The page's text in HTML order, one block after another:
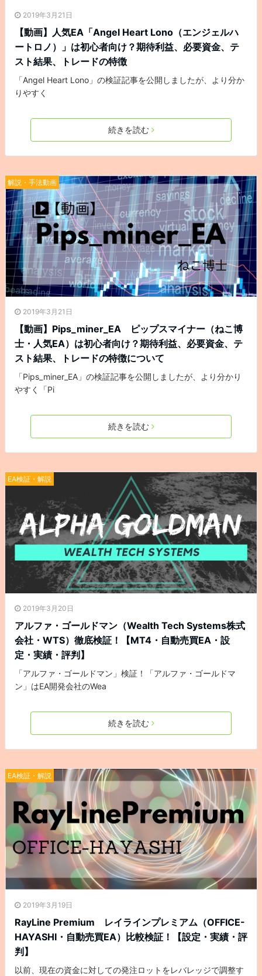
2019年3月21日
【動画】人気EA「Angel Heart Lono（エンジェルハ
ートロノ）」は初心者向け？期待利益、必要資金、テ
スト結果、トレードの特徴
「Angel Heart Lono」の検証記事を公開しましたが、より分か
りやすく
続きを読む
解説・手法動画
2019年3月21日
【動画】Pips_miner_EA ピップスマイナー（ねこ博
士・人気EA）は初心者向け？期待利益、必要資金、テ
スト結果、トレードの特徴について
「Pips_miner_EA」の検証記事を公開しましたが、より分かり
やすく「Pi
続きを読む
EA検証・解説
2019年3月20日
アルファ・ゴールドマン（Wealth Tech Systems株式
会社・WTS）徹底検証！【MT4・自動売買EA・設
定・実績・評判】
「アルファ・ゴールドマン」検証！「アルファ・ゴールドマ
ン」はEA開発会社のWea
続きを読む
EA検証・解説
2019年3月19日
RayLine Premium レイラインプレミアム（OFFICE-
HAYASHI・自動売買EA）比較検証！【設定・実績・評
判】
以前、現在の資金に対しての発注ロットをレバレッジで調整す